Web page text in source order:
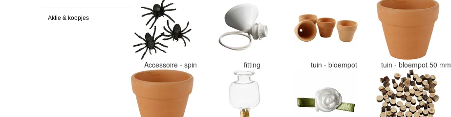
Aktie & koopjes
Accessoire - spin fitting tuin - bloempot tuin - bloempot 50 mm